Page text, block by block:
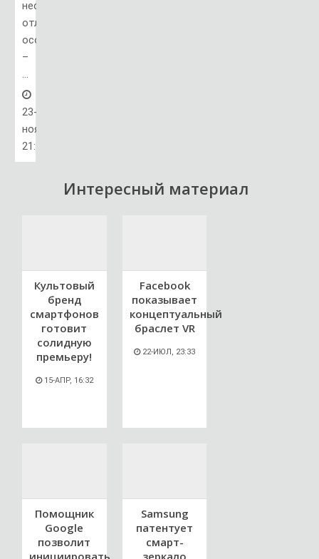
несколько
отличительных
особенностей
–
...
23-
ноя,
21:15
Интересный материал
Культовый
бренд
смартфонов
готовит
солидную
премьеру!
15-АПР, 16:32
Facebook
показывает
концептуальный
браслет VR
22-ИЮЛ, 23:33
Помощник
Google
позволит
Samsung
патентует
смарт-